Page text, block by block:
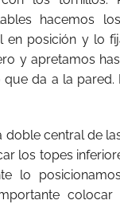
hacemos
en posición y lo
y apretamos
da a la
doble central de
los topes
lo